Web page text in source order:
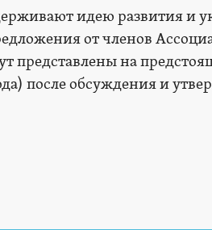
идею развития и
от членов
представлены на
после обсуждения и